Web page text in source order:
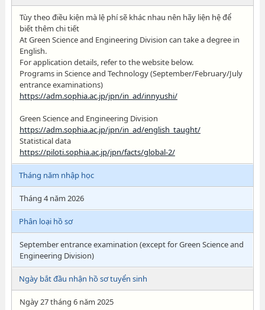
Tùy theo điều kiện mà lệ phí sẽ khác nhau nên hãy liện hệ để
biết thêm chi tiết
At Green Science and Engineering Division can take a degree in
English.
For application details, refer to the website below.
Programs in Science and Technology (September/February/July
entrance examinations)
https://adm.sophia.ac.jp/jpn/in_ad/innyushi/
Green Science and Engineering Division
https://adm.sophia.ac.jp/jpn/in_ad/english_taught/
Statistical data
https://piloti.sophia.ac.jp/jpn/facts/global-2/
Tháng năm nhập học
Tháng 4 năm 2026
Phân loại hồ sơ
September entrance examination (except for Green Science and
Engineering Division)
Ngày bắt đầu nhận hồ sơ tuyển sinh
Ngày 27 tháng 6 năm 2025